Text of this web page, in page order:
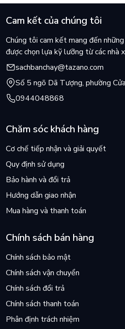
Cam kết của chúng tôi
Chúng tôi cam kết mang đến
được chọn lựa kỹ lưỡng từ các nhà
sachbanchay@tazano.com
Số 5 ngõ Dã Tượng, phường
0944048868
Chăm sóc khách hàng
Cơ chế tiếp nhận và giải quyết
Quy định sử dụng
Bảo hành và đổi trả
Hướng dẫn giao nhận
Mua hàng và thanh toán
Chính sách bán hàng
Chính sách bảo mật
Chính sách vận chuyển
Chính sách đổi trả
Chính sách thanh toán
Phân định trách nhiệm